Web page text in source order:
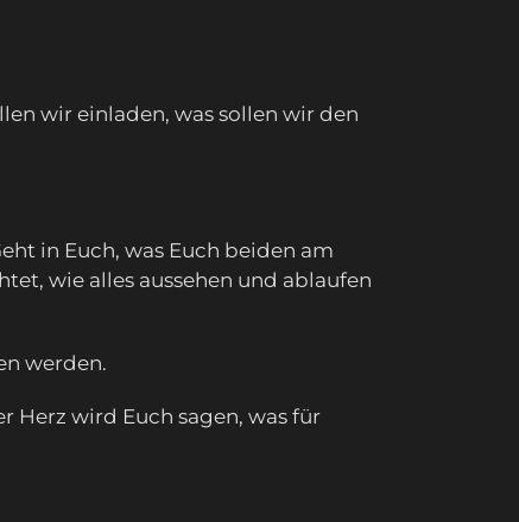
wir einladen, was sollen wir den
in Euch, was Euch beiden am
wie alles aussehen und ablaufen
werden.
Herz wird Euch sagen, was für